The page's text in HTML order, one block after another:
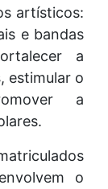
artísticos:
e bandas
a
estimular o
a
o